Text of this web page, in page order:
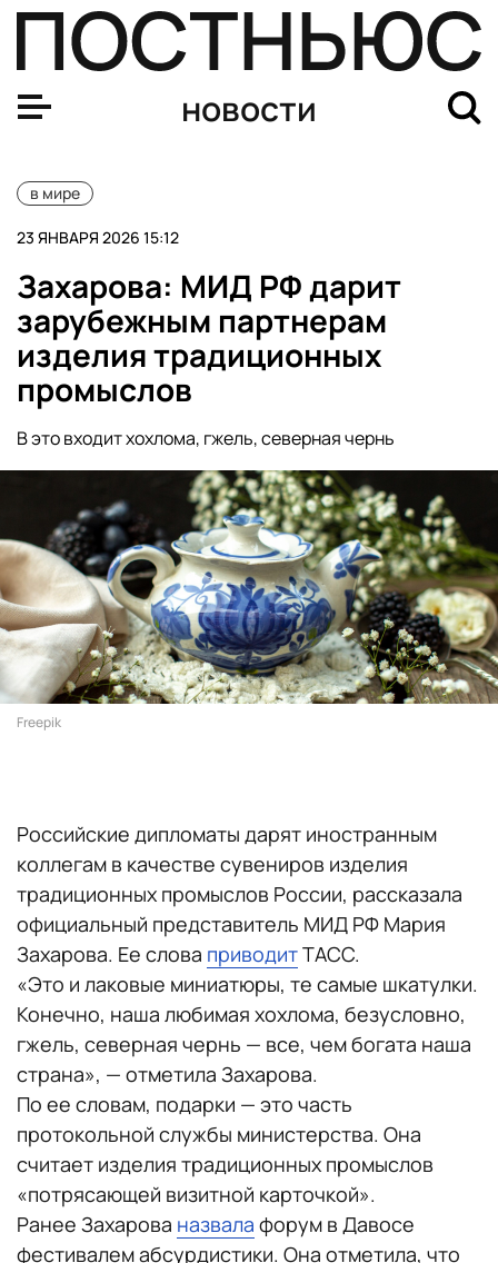
новости
в мире
23 ЯНВАРЯ 2026 15:12
Захарова: МИД РФ дарит
зарубежным партнерам
изделия традиционных
промыслов
В это входит хохлома, гжель, северная чернь
Freepik
Российские дипломаты дарят иностранным
коллегам в качестве сувениров изделия
традиционных промыслов России, рассказала
официальный представитель МИД РФ Мария
Захарова. Ее слова приводитТАСС.
«Это и лаковые миниатюры, те самые шкатулки.
Конечно, наша любимая хохлома, безусловно,
гжель, северная чернь — все, чем богата наша
страна», — отметила Захарова.
По ее словам, подарки — это часть
протокольной службы министерства. Она
считает изделия традиционных промыслов
«потрясающей визитной карточкой».
Ранее Захарова назвала форум в Давосе
фестивалем абсурдистики. Она отметила, что
Трамп отозвал приглашение в «Совет мира» для